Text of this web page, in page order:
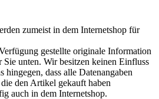
zumeist in dem Internetshop für
gestellte originale Information
unten. Wir besitzen keinen Einfluss
hingegen, dass alle Datenangaben
den Artikel gekauft haben
auch in dem Internetshop.